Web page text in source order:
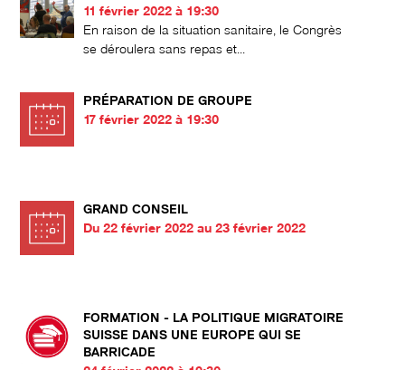
11 février 2022 à 19:30
En raison de la situation sanitaire, le Congrès
se déroulera sans repas et...
PRÉPARATION DE GROUPE
17 février 2022 à 19:30
GRAND CONSEIL
Du 22 février 2022 au 23 février 2022
FORMATION - LA POLITIQUE MIGRATOIRE
SUISSE DANS UNE EUROPE QUI SE
BARRICADE